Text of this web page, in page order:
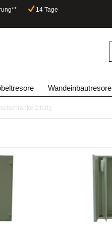
14 Tage
Wandeinbautresore
2.türig